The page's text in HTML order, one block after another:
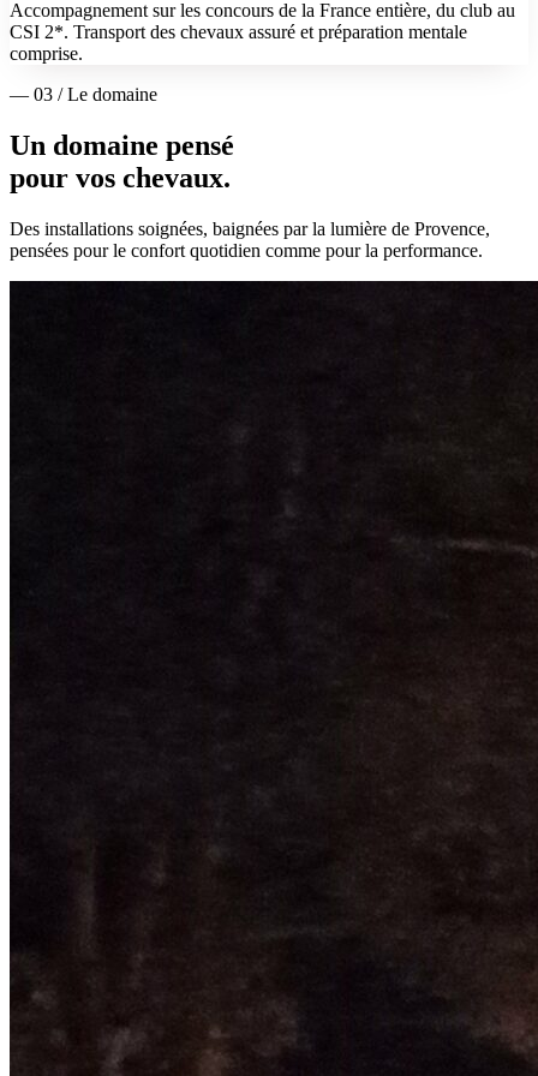
Accompagnement sur les concours de la France entière, du club au
CSI 2*. Transport des chevaux assuré et préparation mentale
comprise.
— 03 / Le domaine
Un domaine pensé
pour vos chevaux.
Des installations soignées, baignées par la lumière de Provence,
pensées pour le confort quotidien comme pour la performance.